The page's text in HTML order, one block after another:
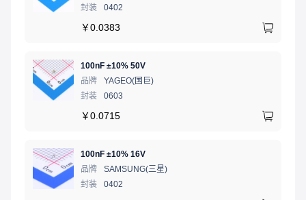
封装
0402
￥0.0383
100nF ±10% 50V
品牌
YAGEO(国巨)
封装
0603
￥0.0715
100nF ±10% 16V
品牌
SAMSUNG(三星)
封装
0402